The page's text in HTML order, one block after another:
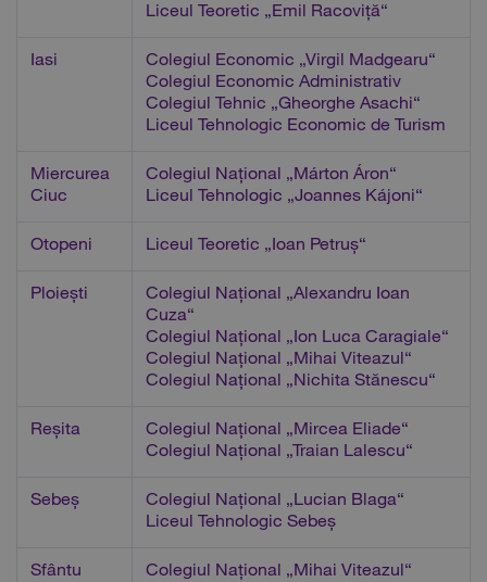
Liceul Teoretic „Emil Racoviță“
Iasi
Colegiul Economic „Virgil Madgearu“
Colegiul Economic Administrativ
Colegiul Tehnic „Gheorghe Asachi“
Liceul Tehnologic Economic de Turism
Miercurea
Ciuc
Colegiul Național „Márton Áron“
Liceul Tehnologic „Joannes Kájoni“
Otopeni Liceul Teoretic „Ioan Petruș“
Ploiești
Colegiul Național „Alexandru Ioan
Cuza“
Colegiul Național „Ion Luca Caragiale“
Colegiul Național „Mihai Viteazul“
Colegiul Național „Nichita Stănescu“
Reșita
Colegiul Național „Mircea Eliade“
Colegiul Național „Traian Lalescu“
Sebeș
Colegiul Național „Lucian Blaga“
Liceul Tehnologic Sebeș
Sfântu
Colegiul Național „Mihai Viteazul“